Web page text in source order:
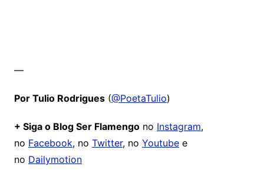
—
Por Tulio Rodrigues(@PoetaTulio)
+ Siga o Blog Ser Flamengono Instagram,
no Facebook, no Twitter, no Youtubee
no Dailymotion